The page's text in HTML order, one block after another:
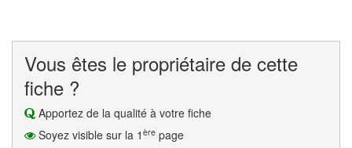
Vous êtes le propriétaire de cette
fiche ?
Apportez de la qualité à votre fiche
Soyez visible sur la 1 ère page